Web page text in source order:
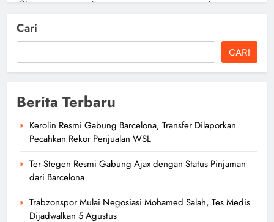
dengan Status Pinjaman dari
author 16 jam ago 0
Trabzonspor Mulai Negosiasi
Dijadwalkan 5 Agustus
Cari
CARI
Berita Terbaru
Kerolin Resmi Gabung Barcelona, Transfer Dilaporkan
Pecahkan Rekor Penjualan WSL
Ter Stegen Resmi Gabung Ajax dengan Status Pinjaman
dari Barcelona
Trabzonspor Mulai Negosiasi Mohamed Salah, Tes Medis
Dijadwalkan 5 Agustus